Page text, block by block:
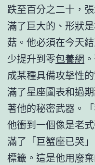
跌至百分之二十，
滿了巨大的、形狀
菇。他必須在今天
少提升到零包養網
成某種具備攻擊性
滿了星座圖表和過
著他的秘密武器。
他衝到一個像是老
滿了「巨蟹座已哭
標籤。這是他用廢